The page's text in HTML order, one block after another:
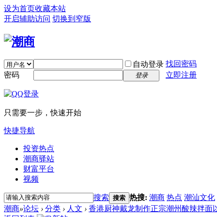
设为首页收藏本站
开启辅助访问 切换到窄版
自动登录 找回密码
密码
登录 立即注册
只需要一步，快速开始
快捷导航
投资热点
潮商驿站
财富平台
视频
搜索 搜索 热搜: 潮商 热点 潮汕文化
潮商»论坛 › 分类 › 人文 › 香港厨神戴龙制作正宗潮州酸辣拌面